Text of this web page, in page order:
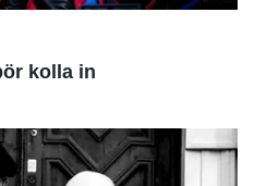
kolla in